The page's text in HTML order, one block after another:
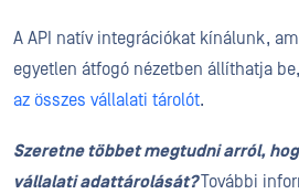
A API natív integrációkat kínálunk,
egyetlen átfogó nézetben állíthatja
az összes vállalati tárolót.
Szeretne többet megtudni arról,
vállalati adattárolását?További